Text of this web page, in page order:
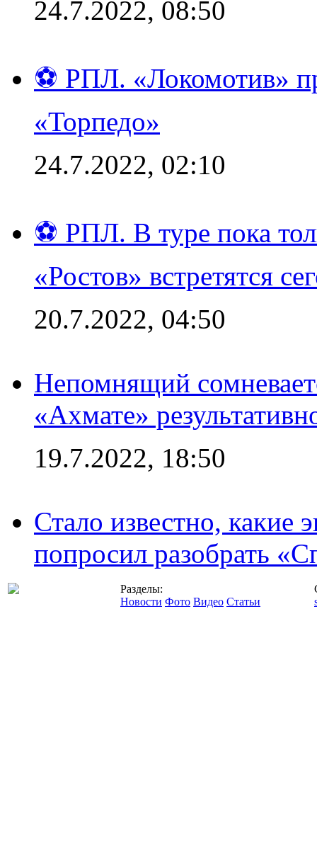
24.7.2022, 08:50
⚽ РПЛ. «Локомотив»
«Торпедо»
24.7.2022, 02:10
⚽ РПЛ. В туре пока
«Ростов» встретятся
20.7.2022, 04:50
Непомнящий
«Ахмате»
19.7.2022, 18:50
Стало известно, какие
попросил разобрать
Разделы:
Новости Фото Видео Статьи